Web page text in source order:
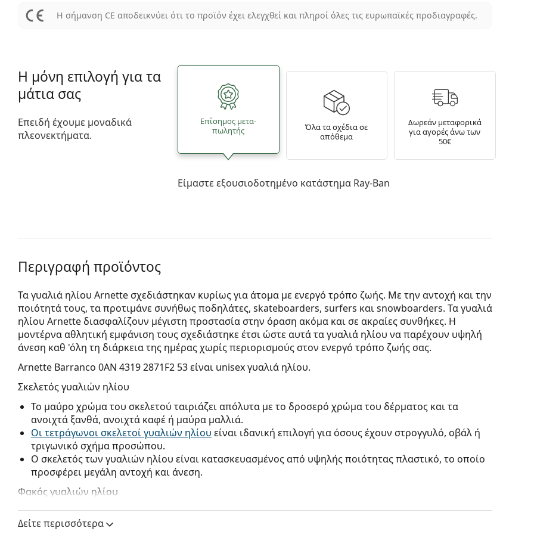
Η σήμανση CE αποδεικνύει ότι το προϊόν έχει ελεγχθεί και πληροί όλες τις ευρωπαϊκές προδιαγραφές.
Η μόνη επιλογή για τα
μάτια σας
Επειδή έχουμε μοναδικά
πλεονεκτήματα.
Επίσημος μετα­
πωλητής
Όλα τα σχέδια σε
απόθεμα
Δωρεάν μεταφορικά
για αγορές άνω των
50€
Είμαστε εξουσιοδοτημένο κατάστημα Ray-Ban
Περιγραφή προϊόντος
Τα γυαλιά ηλίου Arnette σχεδιάστηκαν κυρίως για άτομα με ενεργό τρόπο ζωής. Με την αντοχή και την
ποιότητά τους, τα προτιμάνε συνήθως ποδηλάτες, skateboarders, surfers και snowboarders. Τα γυαλιά
ηλίου Arnette διασφαλίζουν μέγιστη προστασία στην όραση ακόμα και σε ακραίες συνθήκες. Η
μοντέρνα αθλητική εμφάνιση τους σχεδιάστηκε έτσι ώστε αυτά τα γυαλιά ηλίου να παρέχουν υψηλή
άνεση καθ 'όλη τη διάρκεια της ημέρας χωρίς περιορισμούς στον ενεργό τρόπο ζωής σας.
Arnette Barranco 0AN 4319 2871F2 53είναι unisex γυαλιά ηλίου.
Σκελετός γυαλιών ηλίου
Το μαύρο χρώμα του σκελετού ταιριάζει απόλυτα με το δροσερό χρώμα του δέρματος και τα
ανοιχτά ξανθά, ανοιχτά καφέ ή μαύρα μαλλιά.
Οι τετράγωνοι σκελετοί γυαλιών ηλίου είναι ιδανική επιλογή για όσους έχουν στρογγυλό, οβάλ ή
τριγωνικό σχήμα προσώπου.
Ο σκελετός των γυαλιών ηλίου είναι κατασκευασμένος από υψηλής ποιότητας πλαστικό, το οποίο
προσφέρει μεγάλη αντοχή και άνεση.
Φακός γυαλιών ηλίου
Οι πράσινοι φακοί μειώνουν την ένταση του φωτός χωρίς να επηρεάζουν την αντίθεση ή να
αλλοιώνουν τα χρώματα.
Δείτε περισσότερα